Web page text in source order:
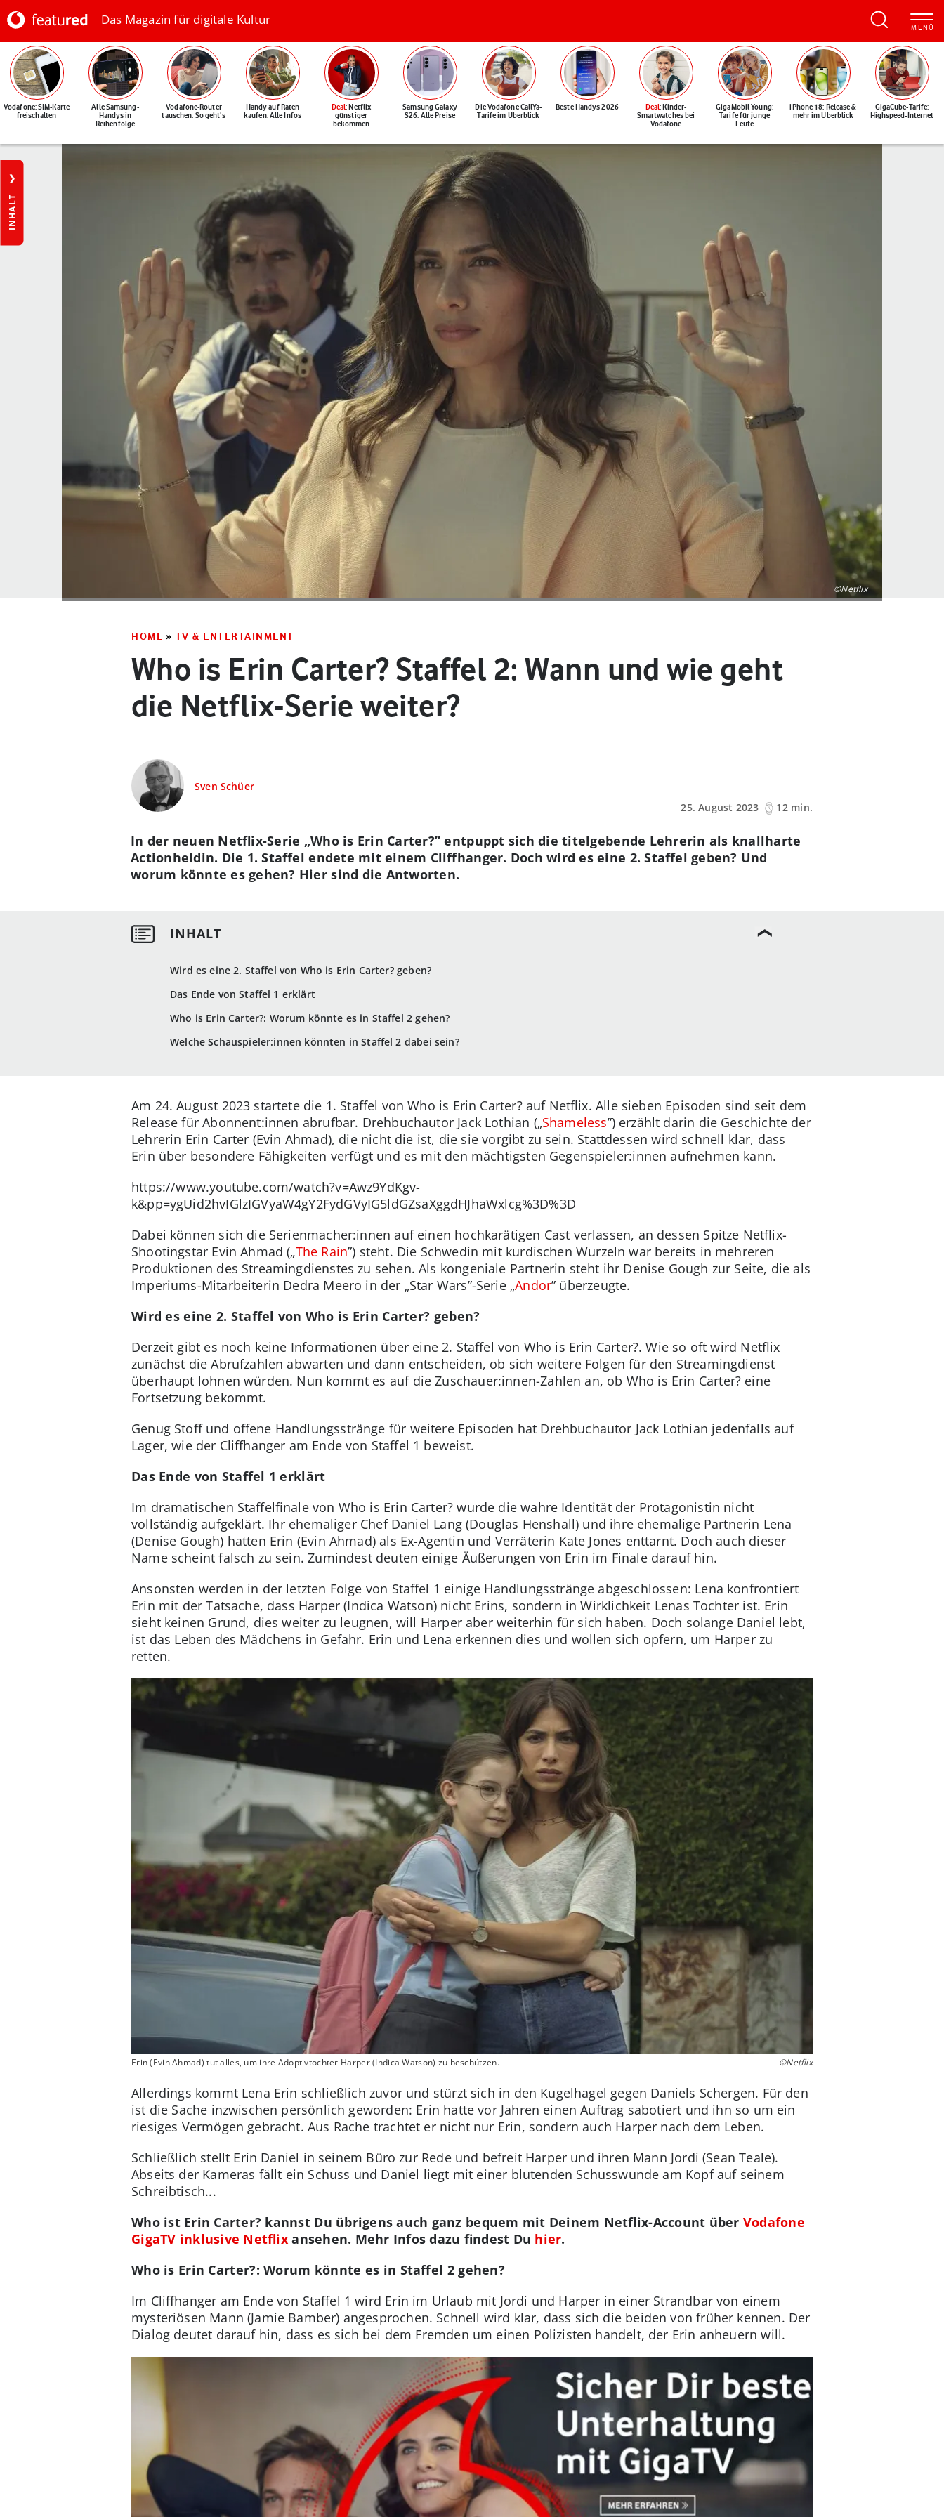
Das Magazin für digitale Kultur
Vodafone: SIM-Karte
freischalten
Alle Samsung-
Handys in
Reihenfolge
Vodafone-Router
tauschen: So geht's
Handy auf Raten
kaufen: Alle Infos
Deal: Netflix
günstiger
bekommen
Samsung Galaxy
S26: Alle Preise
Die Vodafone CallYa-
Tarife im Überblick
Beste Handys 2026 Deal: Kinder-
Smartwatches bei
Vodafone
GigaMobil Young:
Tarife für junge
Leute
iPhone 18: Release &
mehr im Überblick
GigaCube-Tarife:
Highspeed-Internet
INHALT
©Netflix
HOME » TV & ENTERTAINMENT
Who is Erin Carter? Staffel 2: Wann und wie geht
die Netflix-Serie weiter?
Sven Schüer
25. August 2023
12 min.
Wird es eine 2. Staffel von Who is Erin Carter? geben?
Das Ende von Staffel 1 erklärt
Who is Erin Carter?: Worum könnte es in Staffel 2 gehen?
Welche Schauspieler:innen könnten in Staffel 2 dabei sein?
In der neuen Netflix-Serie „Who is Erin Carter?” entpuppt sich die titelgebende Lehrerin als knallharte
Actionheldin. Die 1. Staffel endete mit einem Cliffhanger. Doch wird es eine 2. Staffel geben? Und
worum könnte es gehen? Hier sind die Antworten.
Am 24. August 2023 startete die 1. Staffel von Who is Erin Carter? auf Netflix. Alle sieben Episoden sind seit dem
Release für Abonnent:innen abrufbar. Drehbuchautor Jack Lothian („Shameless”) erzählt darin die Geschichte der
Lehrerin Erin Carter (Evin Ahmad), die nicht die ist, die sie vorgibt zu sein. Stattdessen wird schnell klar, dass
Erin über besondere Fähigkeiten verfügt und es mit den mächtigsten Gegenspieler:innen aufnehmen kann.
https://www.youtube.com/watch?v=Awz9YdKgv-
k&pp=ygUid2hvIGlzIGVyaW4gY2FydGVyIG5ldGZsaXggdHJhaWxlcg%3D%3D
Dabei können sich die Serienmacher:innen auf einen hochkarätigen Cast verlassen, an dessen Spitze Netflix-
Shootingstar Evin Ahmad („The Rain”) steht. Die Schwedin mit kurdischen Wurzeln war bereits in mehreren
Produktionen des Streamingdienstes zu sehen. Als kongeniale Partnerin steht ihr Denise Gough zur Seite, die als
Imperiums-Mitarbeiterin Dedra Meero in der „Star Wars”-Serie „Andor” überzeugte.
Wird es eine 2. Staffel von Who is Erin Carter? geben?
Derzeit gibt es noch keine Informationen über eine 2. Staffel von Who is Erin Carter?. Wie so oft wird Netflix
zunächst die Abrufzahlen abwarten und dann entscheiden, ob sich weitere Folgen für den Streamingdienst
überhaupt lohnen würden. Nun kommt es auf die Zuschauer:innen-Zahlen an, ob Who is Erin Carter? eine
Fortsetzung bekommt.
Genug Stoff und offene Handlungsstränge für weitere Episoden hat Drehbuchautor Jack Lothian jedenfalls auf
Lager, wie der Cliffhanger am Ende von Staffel 1 beweist.
Das Ende von Staffel 1 erklärt
Im dramatischen Staffelfinale von Who is Erin Carter? wurde die wahre Identität der Protagonistin nicht
vollständig aufgeklärt. Ihr ehemaliger Chef Daniel Lang (Douglas Henshall) und ihre ehemalige Partnerin Lena
(Denise Gough) hatten Erin (Evin Ahmad) als Ex-Agentin und Verräterin Kate Jones enttarnt. Doch auch dieser
Name scheint falsch zu sein. Zumindest deuten einige Äußerungen von Erin im Finale darauf hin.
Ansonsten werden in der letzten Folge von Staffel 1 einige Handlungsstränge abgeschlossen: Lena konfrontiert
Erin mit der Tatsache, dass Harper (Indica Watson) nicht Erins, sondern in Wirklichkeit Lenas Tochter ist. Erin
sieht keinen Grund, dies weiter zu leugnen, will Harper aber weiterhin für sich haben. Doch solange Daniel lebt,
ist das Leben des Mädchens in Gefahr. Erin und Lena erkennen dies und wollen sich opfern, um Harper zu
retten.
Erin (Evin Ahmad) tut alles, um ihre Adoptivtochter Harper (Indica Watson) zu beschützen. ©Netflix
Allerdings kommt Lena Erin schließlich zuvor und stürzt sich in den Kugelhagel gegen Daniels Schergen. Für den
ist die Sache inzwischen persönlich geworden: Erin hatte vor Jahren einen Auftrag sabotiert und ihn so um ein
riesiges Vermögen gebracht. Aus Rache trachtet er nicht nur Erin, sondern auch Harper nach dem Leben.
Schließlich stellt Erin Daniel in seinem Büro zur Rede und befreit Harper und ihren Mann Jordi (Sean Teale).
Abseits der Kameras fällt ein Schuss und Daniel liegt mit einer blutenden Schusswunde am Kopf auf seinem
Schreibtisch...
Who ist Erin Carter? kannst Du übrigens auch ganz bequem mit Deinem Netflix-Account über Vodafone
GigaTV inklusive Netflixansehen. Mehr Infos dazu findest Du hier.
Who is Erin Carter?: Worum könnte es in Staffel 2 gehen?
Im Cliffhanger am Ende von Staffel 1 wird Erin im Urlaub mit Jordi und Harper in einer Strandbar von einem
mysteriösen Mann (Jamie Bamber) angesprochen. Schnell wird klar, dass sich die beiden von früher kennen. Der
Dialog deutet darauf hin, dass es sich bei dem Fremden um einen Polizisten handelt, der Erin anheuern will.